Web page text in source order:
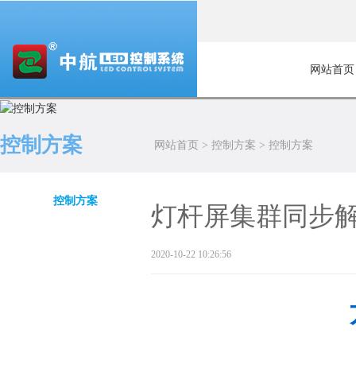
网站首页
控制方案 网站首页 > 控制方案 > 控制方案
控制方案
灯杆屏集群同步
2020-10-22 10:26:56